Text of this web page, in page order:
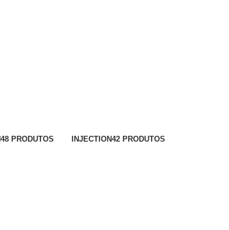
48 PRODUTOS INJECTION42 PRODUTOS